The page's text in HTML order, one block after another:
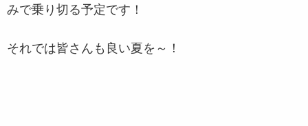
みで乗り切る予定です！
それでは皆さんも良い夏を～！